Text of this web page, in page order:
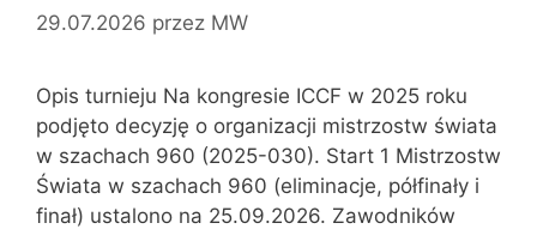
29.07.2026 przez MW
Opis turnieju Na kongresie ICCF w 2025 roku
podjęto decyzję o organizacji mistrzostw świata
w szachach 960 (2025-030). Start 1 Mistrzostw
Świata w szachach 960 (eliminacje, półfinały i
finał) ustalono na 25.09.2026. Zawodników